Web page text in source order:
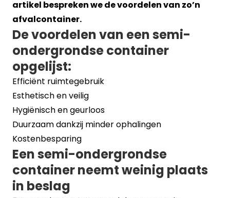
artikel bespreken we de voordelen van zo’n
afvalcontainer.
De voordelen van een semi-
ondergrondse container
opgelijst:
Efficiënt ruimtegebruik
Esthetisch en veilig
Hygiënisch en geurloos
Duurzaam dankzij minder ophalingen
Kostenbesparing
Een semi-ondergrondse
container neemt weinig plaats
in beslag